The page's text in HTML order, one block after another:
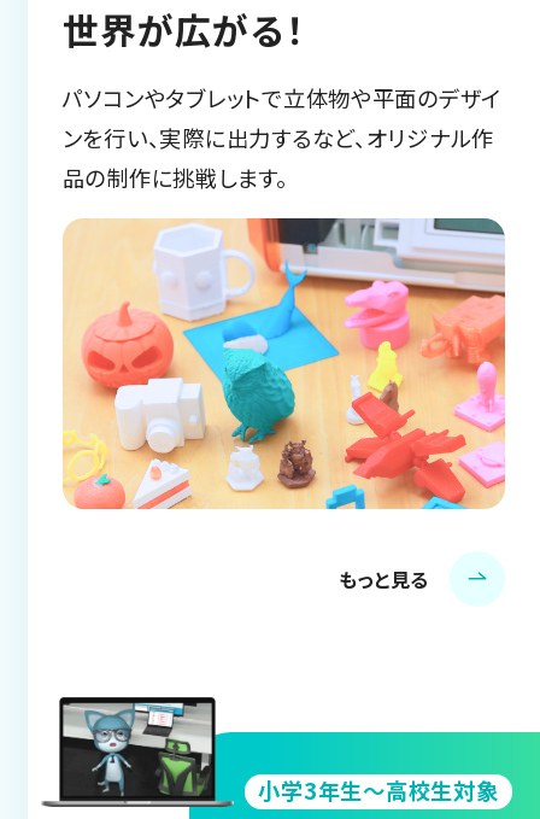
世界が広がる！
パソコンやタブレットで立体物や平面のデザイ
ンを行い、実際に出力するなど、オリジナル作
品の制作に挑戦します。
もっと見る
小学3年生～高校生対象